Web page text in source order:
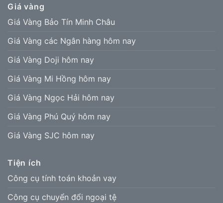
Giá vàng
Giá Vàng Bảo Tín Minh Châu
Giá Vàng các Ngân hàng hôm nay
Giá Vàng Doji hôm nay
Giá Vàng Mi Hồng hôm nay
Giá Vàng Ngọc Hải hôm nay
Giá Vàng Phú Quý hôm nay
Giá Vàng SJC hôm nay
Tiện ích
Công cụ tính toán khoản vay
Công cụ chuyển đổi ngoại tệ